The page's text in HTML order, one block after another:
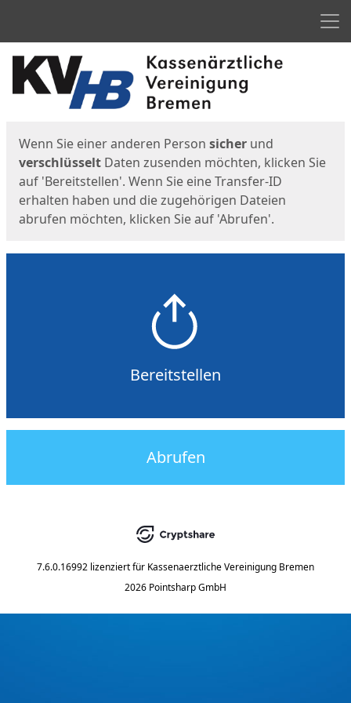
Start
Wenn Sie einer anderen Person sicher und
verschlüsselt Daten zusenden möchten, klicken Sie
auf 'Bereitstellen'. Wenn Sie eine Transfer-ID
erhalten haben und die zugehörigen Dateien
abrufen möchten, klicken Sie auf 'Abrufen'.
Bereitstellen
Abrufen
7.6.0.16992 lizenziert für Kassenaerztliche Vereinigung Bremen
2026 Pointsharp GmbH